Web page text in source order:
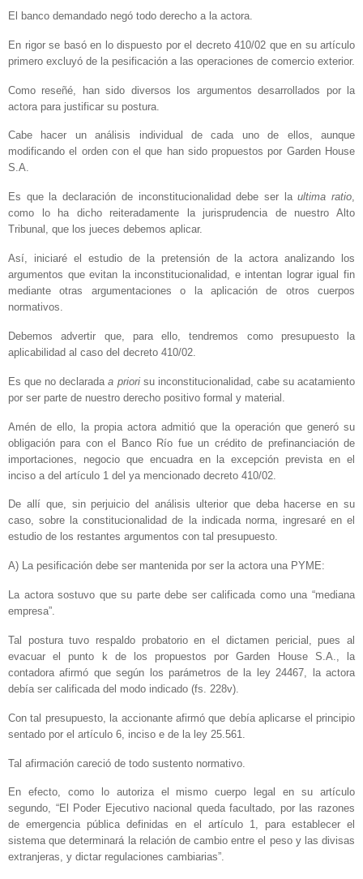
El banco demandado negó todo derecho a la actora.
En rigor se basó en lo dispuesto por el decreto 410/02 que en su artículo
primero excluyó de la pesificación a las operaciones de comercio exterior.
Como reseñé, han sido diversos los argumentos desarrollados por la
actora para justificar su postura.
Cabe hacer un análisis individual de cada uno de ellos, aunque
modificando el orden con el que han sido propuestos por Garden House
S.A.
Es que la declaración de inconstitucionalidad debe ser laultima ratio,
como lo ha dicho reiteradamente la jurisprudencia de nuestro Alto
Tribunal, que los jueces debemos aplicar.
Así, iniciaré el estudio de la pretensión de la actora analizando los
argumentos que evitan la inconstitucionalidad, e intentan lograr igual fin
mediante otras argumentaciones o la aplicación de otros cuerpos
normativos.
Debemos advertir que, para ello, tendremos como presupuesto la
aplicabilidad al caso del decreto 410/02.
Es que no declaradaa priori su inconstitucionalidad, cabe su acatamiento
por ser parte de nuestro derecho positivo formal y material.
Amén de ello, la propia actora admitió que la operación que generó su
obligación para con el Banco Río fue un crédito de prefinanciación de
importaciones, negocio que encuadra en la excepción prevista en el
inciso a del artículo 1 del ya mencionado decreto 410/02.
De allí que, sin perjuicio del análisis ulterior que deba hacerse en su
caso, sobre la constitucionalidad de la indicada norma, ingresaré en el
estudio de los restantes argumentos con tal presupuesto.
A) La pesificación debe ser mantenida por ser la actora una PYME:
La actora sostuvo que su parte debe ser calificada como una “mediana
empresa”.
Tal postura tuvo respaldo probatorio en el dictamen pericial, pues al
evacuar el punto k de los propuestos por Garden House S.A., la
contadora afirmó que según los parámetros de la ley 24467, la actora
debía ser calificada del modo indicado (fs. 228v).
Con tal presupuesto, la accionante afirmó que debía aplicarse el principio
sentado por el artículo 6, inciso e de la ley 25.561.
Tal afirmación careció de todo sustento normativo.
En efecto, como lo autoriza el mismo cuerpo legal en su artículo
segundo, “El Poder Ejecutivo nacional queda facultado, por las razones
de emergencia pública definidas en el artículo 1, para establecer el
sistema que determinará la relación de cambio entre el peso y las divisas
extranjeras, y dictar regulaciones cambiarias”.